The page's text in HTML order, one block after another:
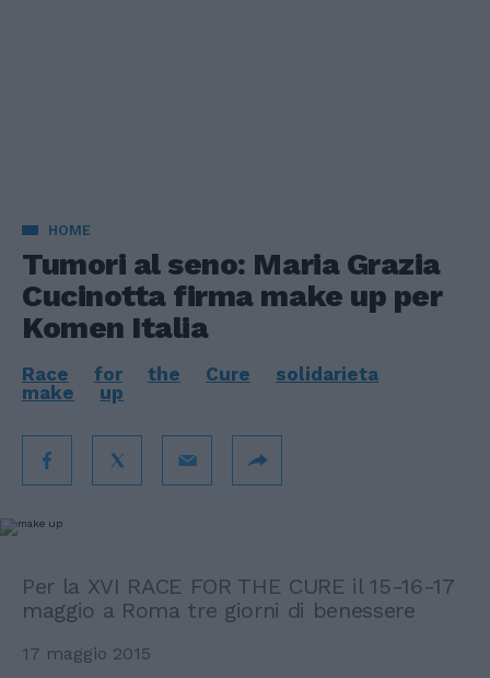
HOME
Tumori al seno: Maria Grazia
Cucinotta firma make up per
Komen Italia
Race for the Cure
solidarieta
make
up
Per la XVI RACE FOR THE CURE il 15-16-17
maggio a Roma tre giorni di benessere
17 maggio 2015